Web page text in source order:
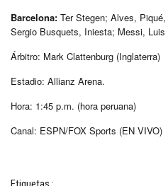
Barcelona: Ter Stegen; Alves,
Sergio Busquets, Iniesta; Messi,
Árbitro: Mark Clattenburg (Inglaterra)
Estadio: Allianz Arena.
Hora: 1:45 p.m. (hora peruana)
Canal: ESPN/FOX Sports (EN VIVO)